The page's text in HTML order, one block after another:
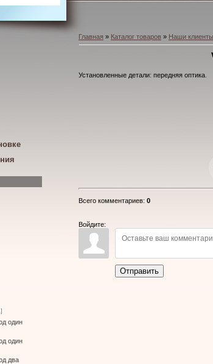
один
один
два
Главная » Каталог товаров » Наши клиенты
Установленные детали: передняя оптика.
Всего комментариев: 0
Войдите:
Отправить